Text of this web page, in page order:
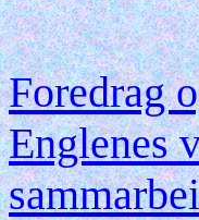
Foredrag
Englenes